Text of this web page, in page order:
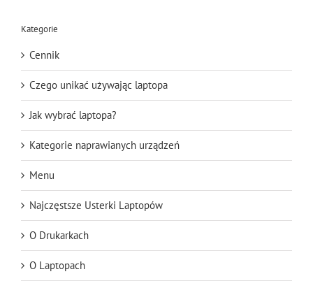
Kategorie
Cennik
Czego unikać używając laptopa
Jak wybrać laptopa?
Kategorie naprawianych urządzeń
Menu
Najczęstsze Usterki Laptopów
O Drukarkach
O Laptopach